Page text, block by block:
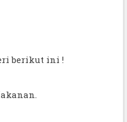
berikut ini !